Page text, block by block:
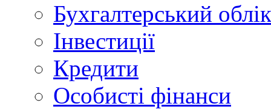
Бухгалтерський облік
Інвестиції
Кредити
Особисті фінанси